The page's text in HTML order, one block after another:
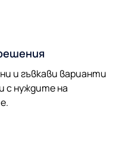
и гъвкави варианти
с нуждите на